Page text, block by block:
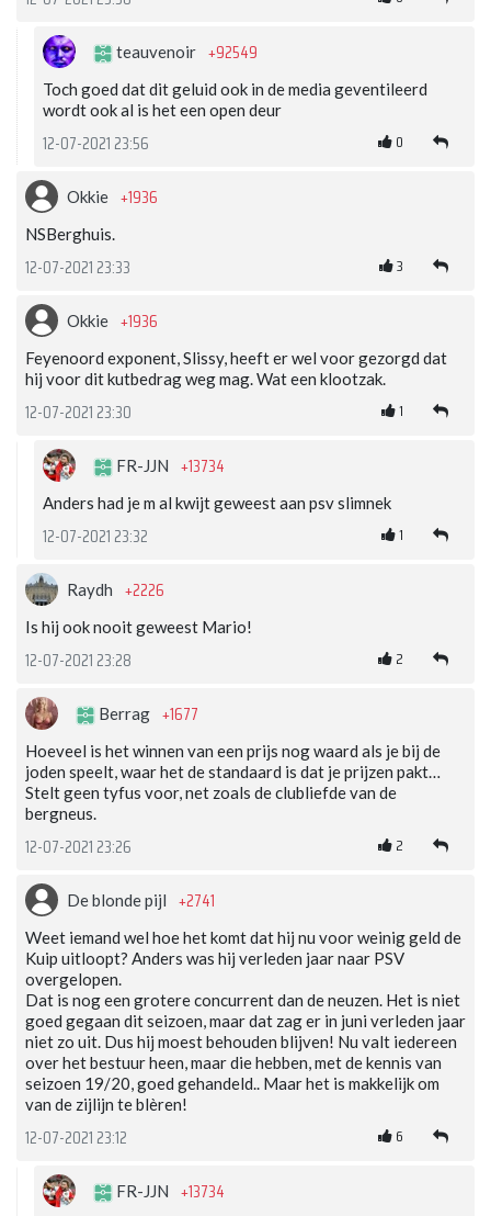
teauvenoir +92549
Toch goed dat dit geluid ook in de media geventileerd
wordt ook al is het een open deur
12-07-2021 23:56 0
Okkie +1936
NSBerghuis.
12-07-2021 23:33 3
Okkie +1936
Feyenoord exponent, Slissy, heeft er wel voor gezorgd dat
hij voor dit kutbedrag weg mag. Wat een klootzak.
12-07-2021 23:30 1
FR-JJN +13734
Anders had je m al kwijt geweest aan psv slimnek
12-07-2021 23:32 1
Raydh +2226
Is hij ook nooit geweest Mario!
12-07-2021 23:28 2
Berrag +1677
Hoeveel is het winnen van een prijs nog waard als je bij de
joden speelt, waar het de standaard is dat je prijzen pakt…
Stelt geen tyfus voor, net zoals de clubliefde van de
bergneus.
12-07-2021 23:26 2
De blonde pijl +2741
Weet iemand wel hoe het komt dat hij nu voor weinig geld de
Kuip uitloopt? Anders was hij verleden jaar naar PSV
overgelopen.
Dat is nog een grotere concurrent dan de neuzen. Het is niet
goed gegaan dit seizoen, maar dat zag er in juni verleden jaar
niet zo uit. Dus hij moest behouden blijven! Nu valt iedereen
over het bestuur heen, maar die hebben, met de kennis van
seizoen 19/20, goed gehandeld.. Maar het is makkelijk om
van de zijlijn te blèren!
12-07-2021 23:12 6
FR-JJN +13734